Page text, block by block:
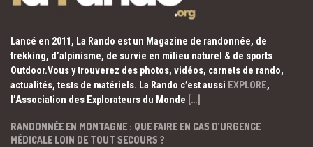
Lancé en 2011, La Rando est un Magazine de randonnée, de
trekking, d’alpinisme, de survie en milieu naturel & de sports
Outdoor.Vous y trouverez des photos, vidéos, carnets de rando,
actualités, tests de matériels. La Rando c’est aussi EXPLORE,
l’Association des Explorateurs du Monde […]
RANDONNÉE EN MONTAGNE : QUE FAIRE EN CAS D’URGENCE
MÉDICALE LOIN DE TOUT SECOURS ?